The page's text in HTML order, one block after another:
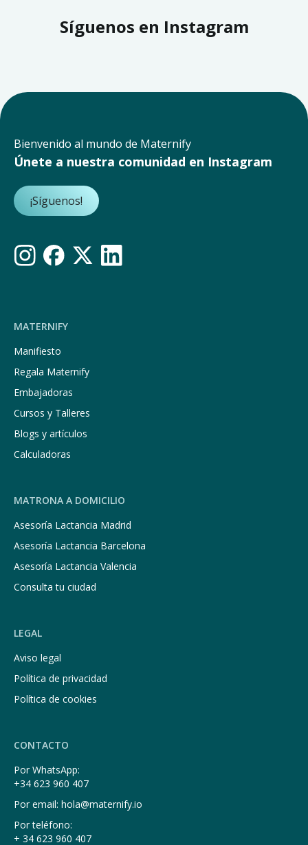
Síguenos en Instagram
Bienvenido al mundo de Maternify
Únete a nuestra comunidad en Instagram
¡Síguenos!
MATERNIFY
Manifiesto
Regala Maternify
Embajadoras
Cursos y Talleres
Blogs y artículos
Calculadoras
MATRONA A DOMICILIO
Asesoría Lactancia Madrid
Asesoría Lactancia Barcelona
Asesoría Lactancia Valencia
Consulta tu ciudad
LEGAL
Aviso legal
Política de privacidad
Política de cookies
CONTACTO
Por WhatsApp:
+34 623 960 407
Por email: hola@maternify.io
Por teléfono:
+ 34 623 960 407